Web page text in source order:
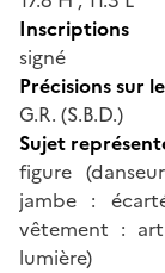
Inscriptions
signé
Précisions sur
G.R. (S.B.D.)
Sujet
figure
jambe :
vêtement :
lumière)